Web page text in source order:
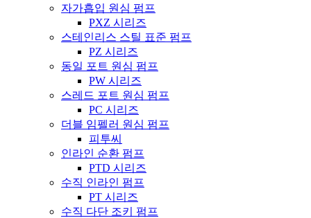
자가흡입 원심 펌프
PXZ 시리즈
스테인리스 스틸 표준 펌프
PZ 시리즈
동일 포트 원심 펌프
PW 시리즈
스레드 포트 원심 펌프
PC 시리즈
더블 임펠러 원심 펌프
피투씨
인라인 순환 펌프
PTD 시리즈
수직 인라인 펌프
PT 시리즈
수직 다단 조키 펌프